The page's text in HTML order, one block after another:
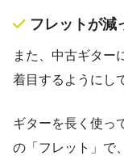
フレットが減
また、中古ギター
着目するようにし
ギターを長く使っ
の「フレット」で